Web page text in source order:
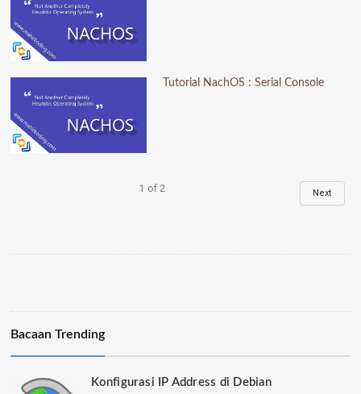
Tutorial NachOS : Serial Console
1 of 2 Next
Bacaan Trending
Konfigurasi IP Address di Debian